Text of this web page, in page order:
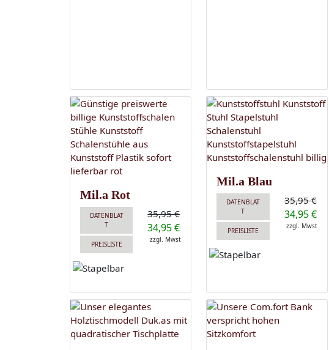
Mil.a Rot
DATENBLAT
T
PREISLISTE
35,95 €
34,95 €
zzgl. Mwst
Mil.a Blau
DATENBLAT
T
PREISLISTE
35,95 €
34,95 €
zzgl. Mwst